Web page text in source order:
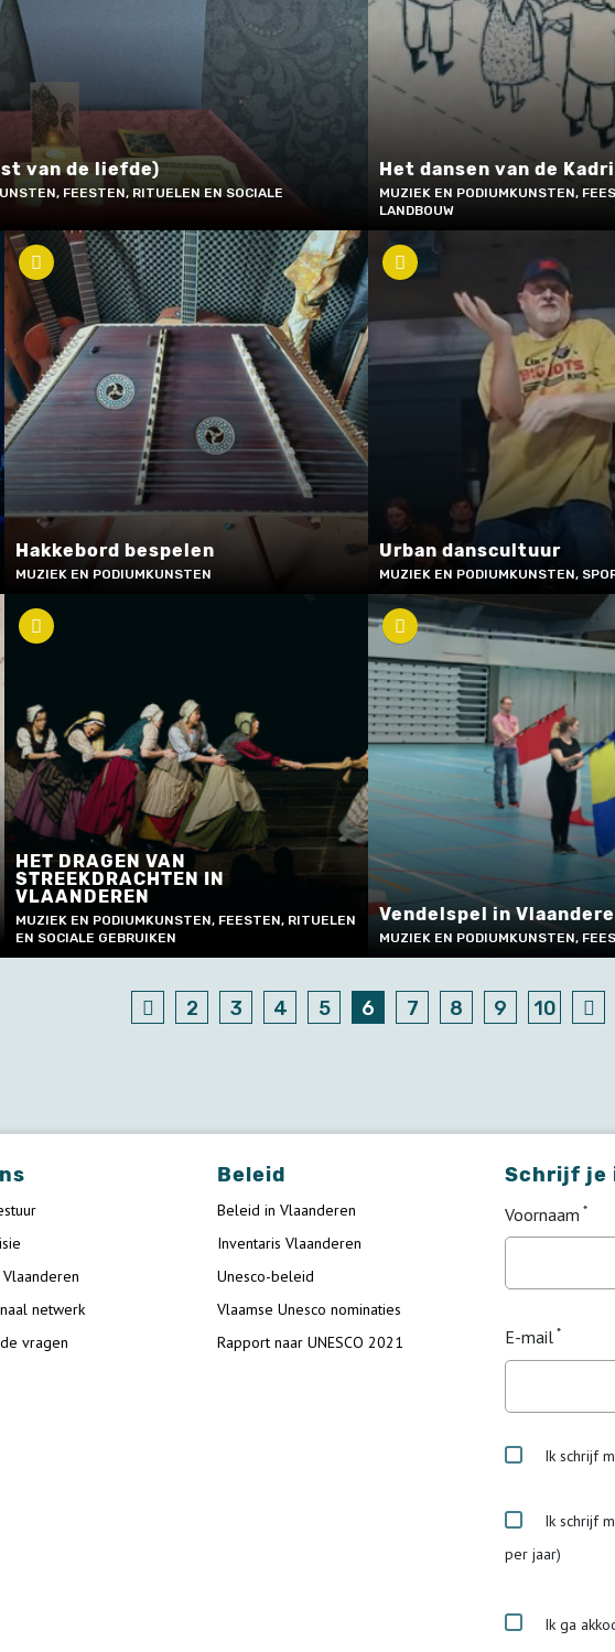
van de liefde)
FEESTEN, RITUELEN EN SOCIALE
Het dansen van de
MUZIEK EN PODIUMKUNSTEN,
LANDBOUW
Hakkebord bespelen
MUZIEK EN PODIUMKUNSTEN
Urban danscultuur
MUZIEK EN PODIUMKUNSTEN,
Vendelspel in
MUZIEK EN PODIUMKUNSTEN,
HET DRAGEN VAN
STREEKDRACHTEN IN
VLAANDEREN
MUZIEK EN PODIUMKUNSTEN, FEESTEN, RITUELEN
EN SOCIALE GEBRUIKEN
2 3 4 5 6 7 8 9 10
netwerk
vragen
Beleid
Beleid in Vlaanderen
Inventaris Vlaanderen
Unesco-beleid
Vlaamse Unesco nominaties
Rapport naar UNESCO 2021
Schrijf je
Voornaam
E-mail
Ik schrijf
Ik schrijf
per jaar)
Ik ga